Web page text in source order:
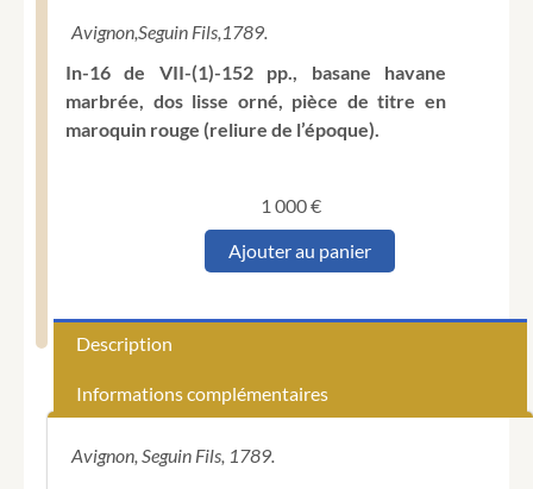
Avignon,Seguin Fils,1789.
In-16 de VII-(1)-152 pp., basane havane
marbrée, dos lisse orné, pièce de titre en
maroquin rouge (reliure de l’époque).
1 000€
quantité
contes
du
passé.
Ajouter au panier
Description
Informations complémentaires
Avignon, Seguin Fils, 1789.